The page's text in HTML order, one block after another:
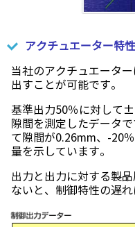
アクチュエーター特性
当社のアクチュエータ
出すことが可能です。
基準出力50％に対して
隙間を測定したデータ
て隙間が0.26mm、-20
量を示しています。
出力と出力に対する製
ないと、制御特性の遅れ